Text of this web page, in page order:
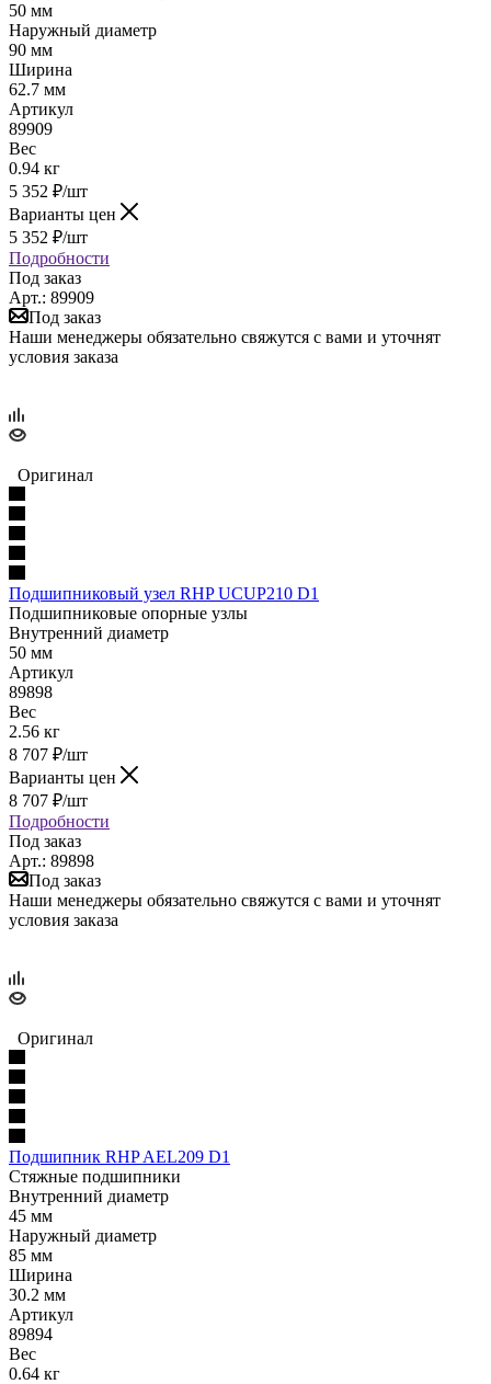
50 мм
Наружный диаметр
90 мм
Ширина
62.7 мм
Артикул
89909
Вес
0.94 кг
5 352 ₽/шт
Варианты цен
5 352 ₽/шт
Подробности
Под заказ
Арт.: 89909
Под заказ
Наши менеджеры обязательно свяжутся с вами и уточнят
условия заказа
Оригинал
Подшипниковый узел RHP UCUP210 D1
Подшипниковые опорные узлы
Внутренний диаметр
50 мм
Артикул
89898
Вес
2.56 кг
8 707 ₽/шт
Варианты цен
8 707 ₽/шт
Подробности
Под заказ
Арт.: 89898
Под заказ
Наши менеджеры обязательно свяжутся с вами и уточнят
условия заказа
Оригинал
Подшипник RHP AEL209 D1
Стяжные подшипники
Внутренний диаметр
45 мм
Наружный диаметр
85 мм
Ширина
30.2 мм
Артикул
89894
Вес
0.64 кг